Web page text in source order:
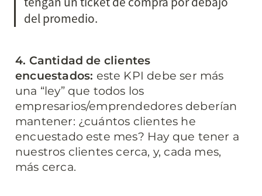
del promedio.
4. Cantidad de clientes
encuestados: este KPI debe ser más
una “ley” que todos los
empresarios/emprendedores deberían
mantener: ¿cuántos clientes he
encuestado este mes? Hay que tener a
nuestros clientes cerca, y, cada mes,
más cerca.